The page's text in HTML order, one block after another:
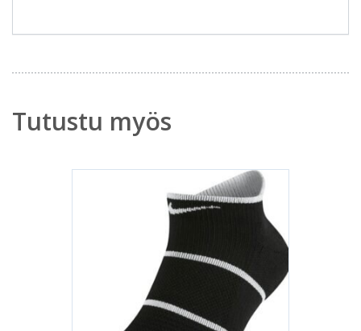
Tutustu myös